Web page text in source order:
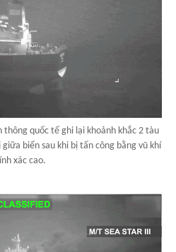
quốc tế ghi lại khoảnh khắc 2 tàu
biển sau khi bị tấn công bằng vũ khí
xác cao.